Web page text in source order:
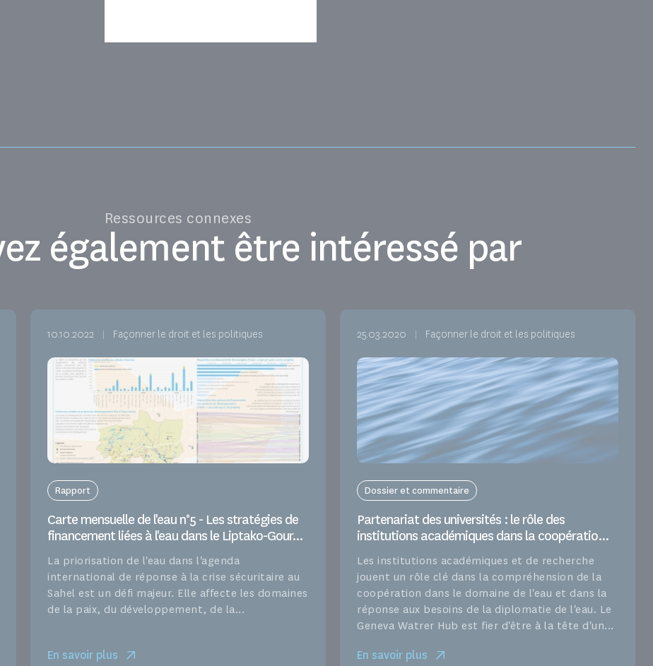
Ressources connexes
également être intéressé par
10.10.2022 Façonner le droit et les politiques
Rapport
Carte mensuelle de l'eau n°5 - Les stratégies de
financement liées à l'eau dans le Liptako-Gour...
La priorisation de l'eau dans l'agenda
international de réponse à la crise sécuritaire au
Sahel est un défi majeur. Elle affecte les domaines
de la paix, du développement, de la...
En savoir plus
25.03.2020 Façonner le droit et les politiques
Dossier et commentaire
Partenariat des universités : le rôle des
institutions académiques dans la coopératio...
Les institutions académiques et de recherche
jouent un rôle clé dans la compréhension de la
coopération dans le domaine de l'eau et dans la
réponse aux besoins de la diplomatie de l'eau. Le
Geneva Watrer Hub est fier d'être à la tête d'un...
En savoir plus